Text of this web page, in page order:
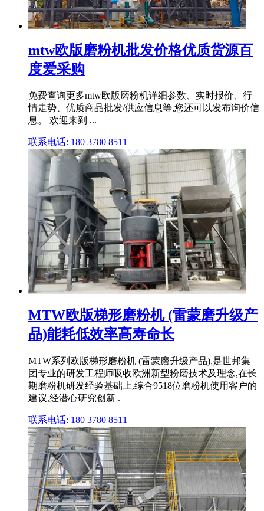
mtw欧版磨粉机批发价格优质货源百
度爱采购
免费查询更多mtw欧版磨粉机详细参数、实时报价、行
情走势、优质商品批发/供应信息等,您还可以发布询价信
息。 欢迎来到 ...
联系电话: 180 3780 8511
MTW欧版梯形磨粉机 (雷蒙磨升级产
品)能耗低效率高寿命长
MTW系列欧版梯形磨粉机 (雷蒙磨升级产品),是世邦集
团专业的研发工程师吸收欧洲新型粉磨技术及理念,在长
期磨粉机研发经验基础上,综合9518位磨粉机使用客户的
建议,经潜心研究创新 .
联系电话: 180 3780 8511